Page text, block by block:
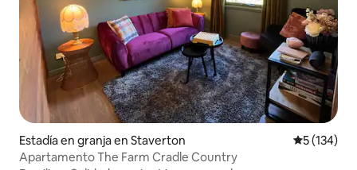
Estadía en granja en Staverton
5 (134)
Apartamento The Farm Cradle Country